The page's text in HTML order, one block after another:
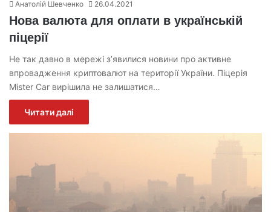
Анатолій Шевченко 26.04.2021
Нова валюта для оплати в українській
піцерії
Не так давно в мережі з’явилися новини про активне
впровадження криптовалют на території України. Піцерія
Mister Car вирішила не залишатися…
Читати далі